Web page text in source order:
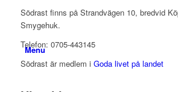
Menu
Södrast finns på Strandvägen 10, bredvid
Smygehuk.
Telefon: 0705-443145
Södrast är medlem i Goda livet på landet